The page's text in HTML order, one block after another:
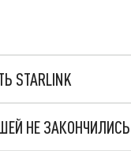
НЕ ЗАКОНЧИЛИСЬ